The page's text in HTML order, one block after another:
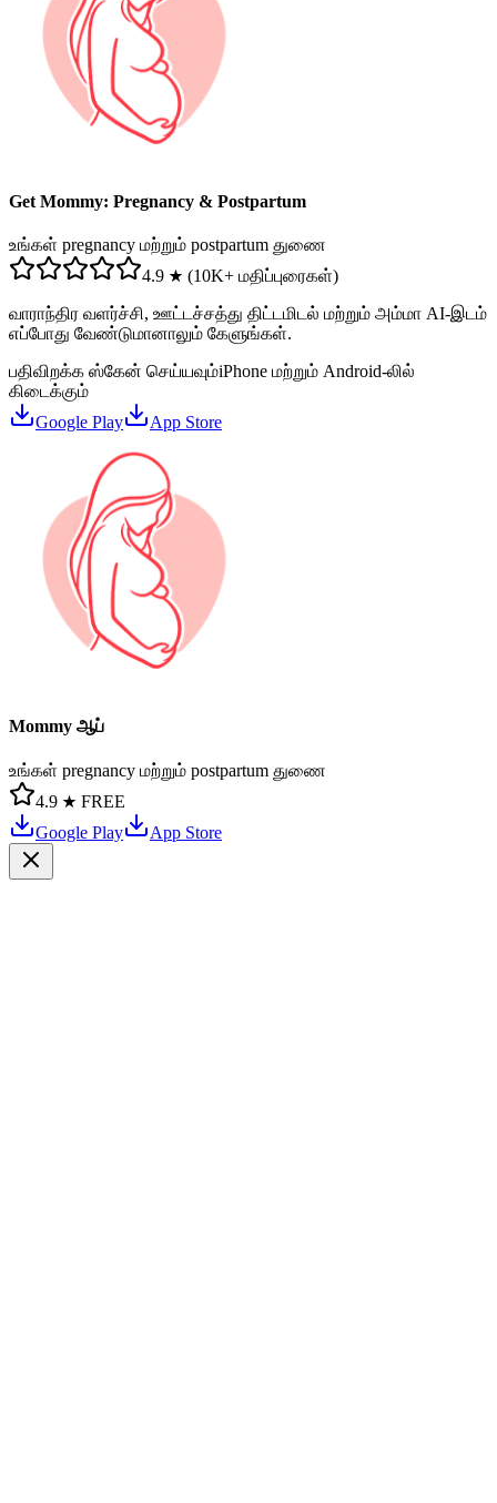
Get Mommy: Pregnancy & Postpartum
உங்கள் pregnancy மற்றும் postpartum துணை
4.9 ★ (10K+ மதிப்புரைகள்)
வாராந்திர வளர்ச்சி, ஊட்டச்சத்து திட்டமிடல் மற்றும் அம்மா AI-இடம்
எப்போது வேண்டுமானாலும் கேளுங்கள்.
பதிவிறக்க ஸ்கேன் செய்யவும்iPhone மற்றும் Android-லில்
கிடைக்கும்
Google Play
App Store
Mommy ஆப்
உங்கள் pregnancy மற்றும் postpartum துணை
4.9 ★ FREE
Google Play
App Store